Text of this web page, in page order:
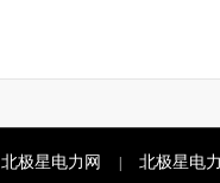
北极星电力网 北极星电